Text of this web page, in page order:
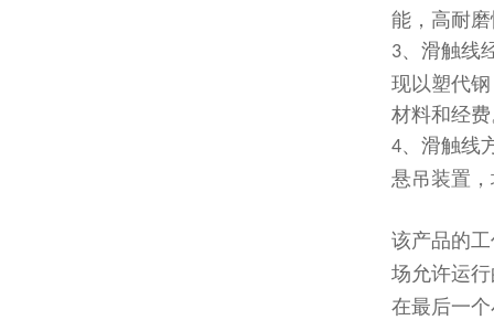
能，高耐
3、滑触线
现以塑代
材料和经
4、滑触线
悬吊装置
该产品的
场允许运
在最后一